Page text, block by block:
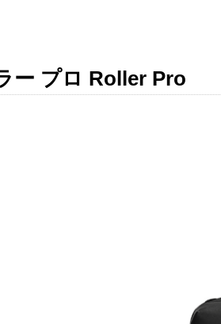
ー プロ Roller Pro